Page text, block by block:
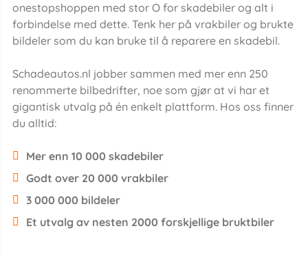
onestopshoppen med stor O for skadebiler og alt i
forbindelse med dette. Tenk her på vrakbiler og brukte
bildeler som du kan bruke til å reparere en skadebil.
Schadeautos.nl jobber sammen med mer enn 250
renommerte bilbedrifter, noe som gjør at vi har et
gigantisk utvalg på én enkelt plattform. Hos oss finner
du alltid:
Mer enn 10 000 skadebiler
Godt over 20 000 vrakbiler
3 000 000 bildeler
Et utvalg av nesten 2000 forskjellige bruktbiler